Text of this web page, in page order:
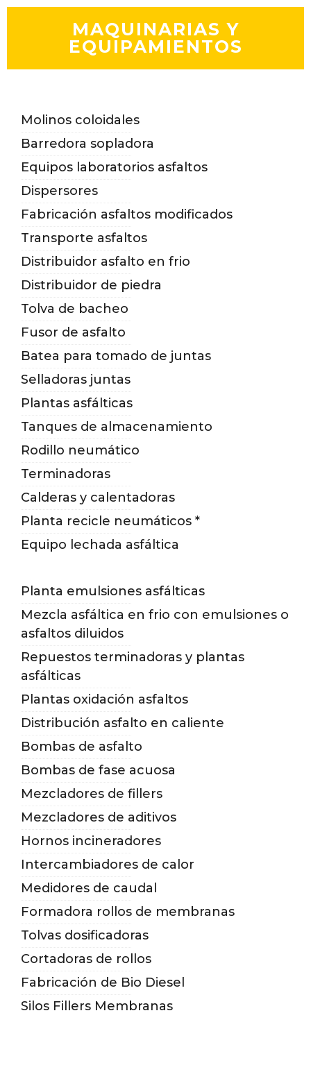
MAQUINARIAS Y
EQUIPAMIENTOS
Molinos coloidales
Barredora sopladora
Equipos laboratorios asfaltos
Dispersores
Fabricación asfaltos modificados
Transporte asfaltos
Distribuidor asfalto en frio
Distribuidor de piedra
Tolva de bacheo
Fusor de asfalto
Batea para tomado de juntas
Selladoras juntas
Plantas asfálticas
Tanques de almacenamiento
Rodillo neumático
Terminadoras
Calderas y calentadoras
Planta recicle neumáticos *
Equipo lechada asfáltica
Planta emulsiones asfálticas
Mezcla asfáltica en frio con emulsiones o
asfaltos diluidos
Repuestos terminadoras y plantas
asfálticas
Plantas oxidación asfaltos
Distribución asfalto en caliente
Bombas de asfalto
Bombas de fase acuosa
Mezcladores de fillers
Mezcladores de aditivos
Hornos incineradores
Intercambiadores de calor
Medidores de caudal
Formadora rollos de membranas
Tolvas dosificadoras
Cortadoras de rollos
Fabricación de Bio Diesel
Silos Fillers Membranas